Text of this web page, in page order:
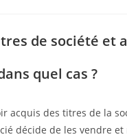
de société et
quel cas ?
acquis des titres de la
décide de les vendre et